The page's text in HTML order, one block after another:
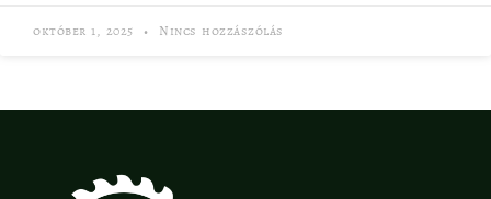
október 1, 2025 Nincs hozzászólás